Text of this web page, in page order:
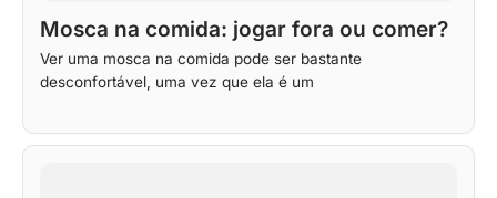
Mosca na comida: jogar fora ou comer?
Ver uma mosca na comida pode ser bastante
desconfortável, uma vez que ela é um